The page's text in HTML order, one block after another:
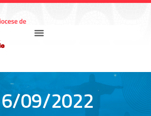
09/2022